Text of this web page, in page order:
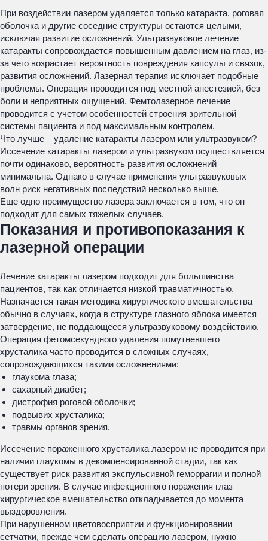
При воздействии лазером удаляется только катаракта, роговая
оболочка и другие соседние структуры остаются целыми,
исключая развитие осложнений. Ультразвуковое лечение
катаракты сопровождается повышенным давлением на глаз, из-
за чего возрастает вероятность повреждения капсулы и связок,
развития осложнений. Лазерная терапия исключает подобные
проблемы. Операция проводится под местной анестезией, без
боли и неприятных ощущений. Фемтолазерное лечение
проводится с учетом особенностей строения зрительной
системы пациента и под максимальным контролем.
Что лучше – удаление катаракты лазером или ультразвуком?
Иссечение катаракты лазером и ультразвуком осуществляется
почти одинаково, вероятность развития осложнений
минимальна. Однако в случае применения ультразвуковых
волн риск негативных последствий несколько выше.
Еще одно преимущество лазера заключается в том, что он
подходит для самых тяжелых случаев.
Показания и противопоказания к
лазерной операции
Лечение катаракты лазером подходит для большинства
пациентов, так как отличается низкой травматичностью.
Назначается такая методика хирургического вмешательства
обычно в случаях, когда в структуре глазного яблока имеется
затвердение, не поддающееся ультразвуковому воздействию.
Операция фетомсекундного удаления помутневшего
хрусталика часто проводится в сложных случаях,
сопровождающихся такими осложнениями:
глаукома глаза;
сахарный диабет;
дистрофия роговой оболочки;
подвывих хрусталика;
травмы органов зрения.
Иссечение пораженного хрусталика лазером не проводится при
наличии глаукомы в декомпенсированной стадии, так как
существует риск развития экспульсивной геморрагии и полной
потери зрения. В случае инфекционного поражения глаз
хирургическое вмешательство откладывается до момента
выздоровления.
При нарушенном цветовосприятии и функционировании
сетчатки, прежде чем сделать операцию лазером, нужно